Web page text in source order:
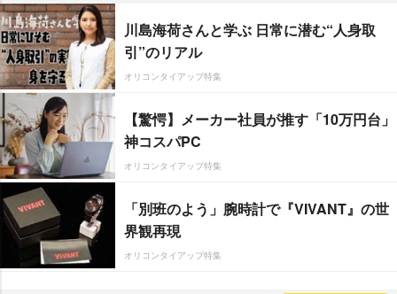
川島海荷さんと学ぶ 日常に潜む“人身取
引”のリアル
オリコンタイアップ特集
【驚愕】メーカー社員が推す「10万円台」
神コスパPC
オリコンタイアップ特集
「別班のよう」腕時計で『VIVANT』の世
界観再現
オリコンタイアップ特集